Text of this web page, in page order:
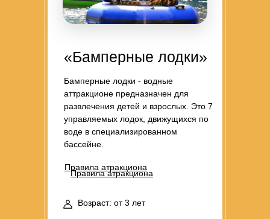
Правила атракциона
«Бамперные лодки»
Бамперные лодки - водные
аттракционе предназначен для
развлечения детей и взрослых. Это 7
управляемых лодок, движущихся по
воде в специализированном
бассейне.
Возраст: от 3 лет
Правила атракциона